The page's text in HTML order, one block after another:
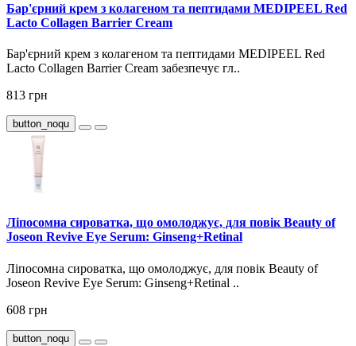
Бар'єрний крем з колагеном та пептидами MEDIPEEL Red
Lacto Collagen Barrier Cream
Бар'єрний крем з колагеном та пептидами MEDIPEEL Red
Lacto Collagen Barrier Cream забезпечує гл..
813 грн
button_noqu
Ліпосомна сироватка, що омолоджує, для повік Beauty of
Joseon Revive Eye Serum: Ginseng+Retinal
Ліпосомна сироватка, що омолоджує, для повік Beauty of
Joseon Revive Eye Serum: Ginseng+Retinal ..
608 грн
button_noqu